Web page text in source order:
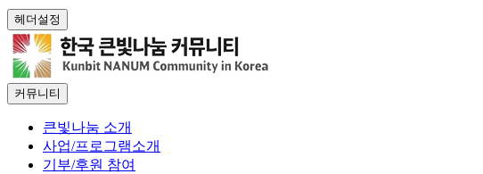
헤더설정
커뮤니티
큰빛나눔 소개
사업/프로그램소개
기부/후원 참여